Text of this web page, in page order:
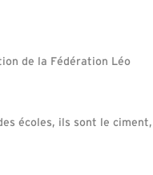
de la Fédération Léo
écoles, ils sont le ciment,